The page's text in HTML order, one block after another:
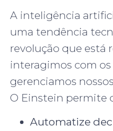
A inteligência
uma tendência
revolução que está
interagimos com
gerenciamos
O Einstein permite
Automatize